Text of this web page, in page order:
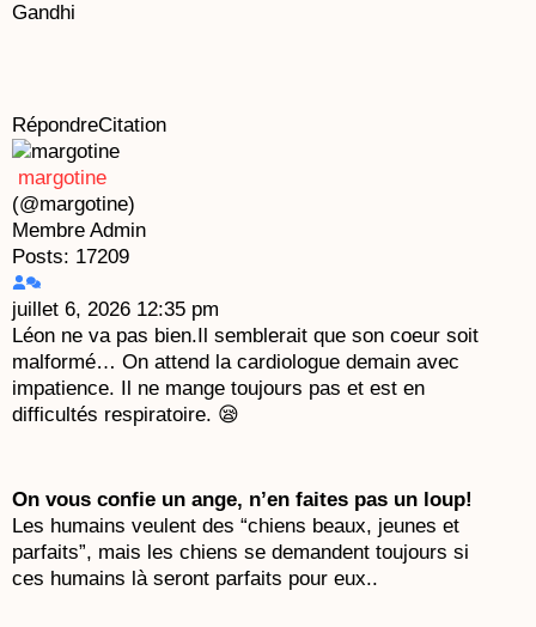
Gandhi
RépondreCitation
margotine
(@margotine)
Membre Admin
Posts: 17209
juillet 6, 2026 12:35 pm
Léon ne va pas bien.Il semblerait que son coeur soit
malformé… On attend la cardiologue demain avec
impatience. Il ne mange toujours pas et est en
difficultés respiratoire. 😪
On vous confie un ange, n’en faites pas un loup!
Les humains veulent des “chiens beaux, jeunes et
parfaits”, mais les chiens se demandent toujours si
ces humains là seront parfaits pour eux..